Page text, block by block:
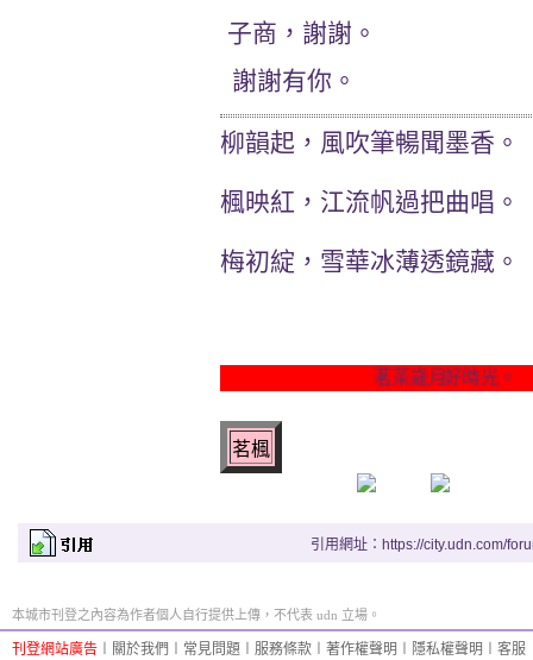
子商，謝謝。
謝謝有你。
柳韻起，風吹筆暢聞墨香。
楓映紅，江流帆過把曲唱。
梅初綻，雪華冰薄透鏡藏。
茗茶歲月好時光。
茗楓
引用網址：https://city.udn.com/
本城市刊登之內容為作者個人自行提供上傳，不代表 udn 立場。
刊登網站廣告 關於我們 常見問題 服務條款 著作權聲明 隱私權聲明 客服